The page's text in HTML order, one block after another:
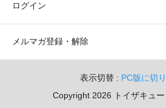
ログイン
メルマガ登録・解除
表示切替 : PC版に切
Copyright 2026 トイザキュ